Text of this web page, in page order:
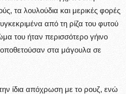
τα λουλούδια και μερικές φορές
από τη ρίζα του φυτού
του ήταν περισσότερο γήινο
στα μάγουλα σε
ίδια απόχρωση με το ρουζ, ενώ